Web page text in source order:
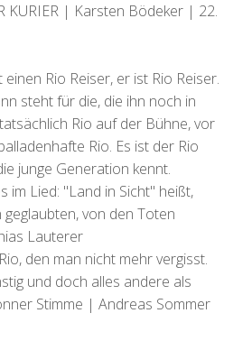
KURIER | Karsten Bödeker | 22.
Rio Reiser, er ist Rio Reiser.
steht für die, die ihn noch in
Rio auf der Bühne, vor
Rio. Es ist der Rio
junge Generation kennt.
im Lied: "Land in Sicht" heißt,
von den Toten
Lauterer
den man nicht mehr vergisst.
und doch alles andere als
Stimme | Andreas Sommer